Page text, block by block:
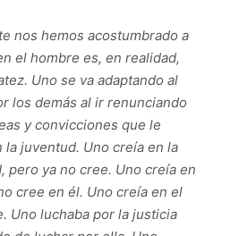
nos hemos acostumbrado a
el hombre es, en realidad,
Uno se va adaptando al
los demás al ir renunciando
y convicciones que le
la juventud. Uno creía en la
pero ya no cree. Uno creía en
cree en él. Uno creía en el
Uno luchaba por la justicia